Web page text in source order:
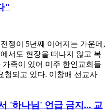
"
쟁이 5년째 이어지는 가운데,
서도 현장을 떠나지 않고 복
족이 있어 미주 한인교회들
청되고 있다. 이창배 선교사
'하나님' 언급 금지... 교